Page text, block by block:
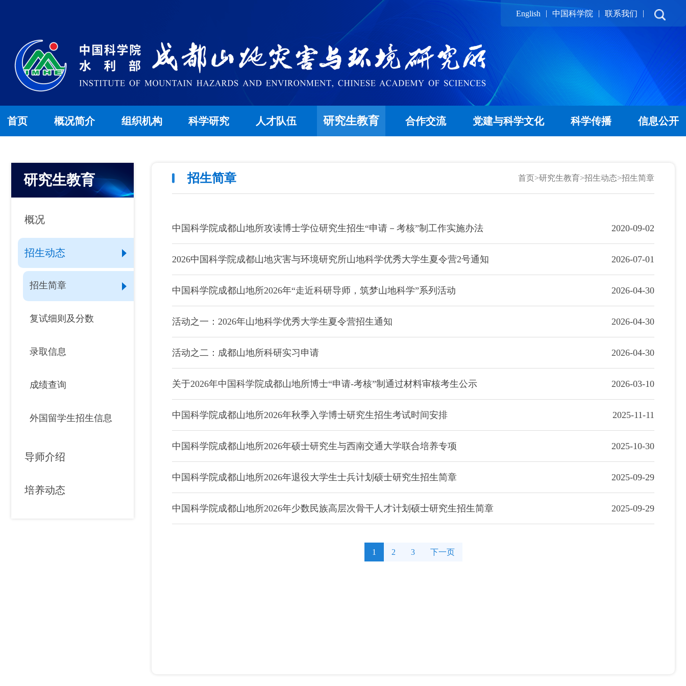
English | 中国科学院 | 联系我们 |
首页 概况简介 组织机构 科学研究 人才队伍 研究生教育 合作交流 党建与科学文化 科学传播 信息公开
研究生教育
概况
招生动态
招生简章
复试细则及分数
录取信息
成绩查询
外国留学生招生信息
导师介绍
培养动态
招生简章 首页>研究生教育>招生动态>招生简章
中国科学院成都山地所攻读博士学位研究生招生“申请－考核”制工作实施办法 2020-09-02
2026中国科学院成都山地灾害与环境研究所山地科学优秀大学生夏令营2号通知 2026-07-01
中国科学院成都山地所2026年“走近科研导师，筑梦山地科学”系列活动 2026-04-30
活动之一：2026年山地科学优秀大学生夏令营招生通知 2026-04-30
活动之二：成都山地所科研实习申请 2026-04-30
关于2026年中国科学院成都山地所博士“申请-考核”制通过材料审核考生公示 2026-03-10
中国科学院成都山地所2026年秋季入学博士研究生招生考试时间安排 2025-11-11
中国科学院成都山地所2026年硕士研究生与西南交通大学联合培养专项 2025-10-30
中国科学院成都山地所2026年退役大学生士兵计划硕士研究生招生简章 2025-09-29
中国科学院成都山地所2026年少数民族高层次骨干人才计划硕士研究生招生简章 2025-09-29
1 2 3 下一页